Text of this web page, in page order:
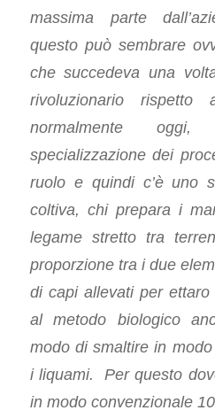
massima parte
questo può sembrare
che succedeva una
rivoluzionario
normalmente
specializzazione dei
ruolo e quindi c’è uno
coltiva, chi prepara i
legame stretto tra
proporzione tra i due
di capi allevati per
al metodo biologico
modo di smaltire in
i liquami. Per questo
in modo convenzionale